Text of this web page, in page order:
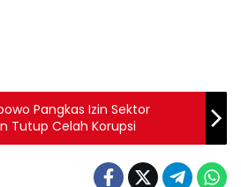
Pangkas Izin Sektor
Tutup Celah Korupsi